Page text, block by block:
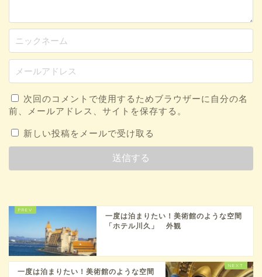
次回のコメントで使用するためブラウザーに自分の名
前、メールアドレス、サイトを保存する。
新しい投稿をメールで受け取る
一度は泊まりたい！美術館のような空間
「ホテル川久」 外観
一度は泊まりたい！美術館のような空間